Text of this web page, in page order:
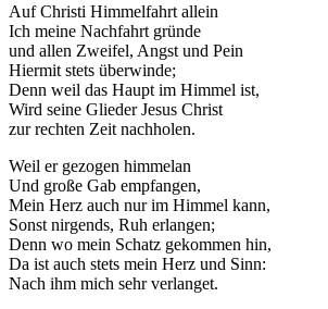
Auf Christi Himmelfahrt allein
Ich meine Nachfahrt gründe
und allen Zweifel, Angst und Pein
Hiermit stets überwinde;
Denn weil das Haupt im Himmel ist,
Wird seine Glieder Jesus Christ
zur rechten Zeit nachholen.
Weil er gezogen himmelan
Und große Gab empfangen,
Mein Herz auch nur im Himmel kann,
Sonst nirgends, Ruh erlangen;
Denn wo mein Schatz gekommen hin,
Da ist auch stets mein Herz und Sinn:
Nach ihm mich sehr verlanget.